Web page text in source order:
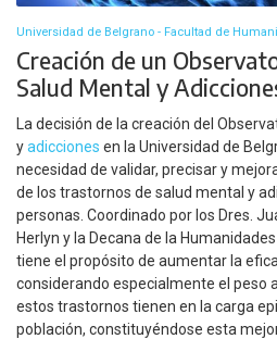
Universidad de Belgrano - Facultad de
Creación de un
Salud Mental y
La decisión de la creación del
yadicciones en la Universidad de
necesidad de validar, precisar y
de los trastornos de salud mental y
personas. Coordinado por los Dres.
Herlyn y la Decana de la
tiene el propósito de aumentar la
considerando especialmente el peso
estos trastornos tienen en la carga
población, constituyéndose esta